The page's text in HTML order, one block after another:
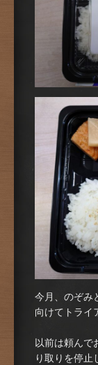
今月、のぞみ
向けてトライ
以前は頼んで
り取りを停止